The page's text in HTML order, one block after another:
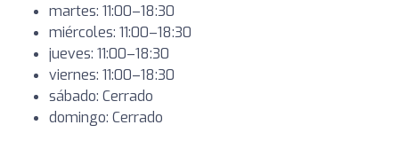
martes: 11:00–18:30
miércoles: 11:00–18:30
jueves: 11:00–18:30
viernes: 11:00–18:30
sábado: Cerrado
domingo: Cerrado